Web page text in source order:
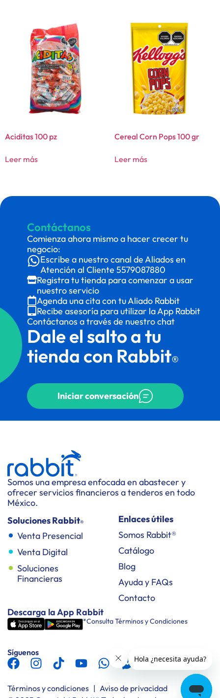
Aciditas 100 pz
Leer más
Cereal Corn Pops 100 gr
Leer más
Contáctanos
Comienza ahora mismo a hacer crecer tu
negocio:
Escribe a nuestro canal de Aliados en
Atención al Cliente 5579087880
Registra tu tienda para comenzar a usar
nuestro servicio
Agenda una cita con tu Aliado Rabbit
Recibe asesoría para utilizar la App Rabbit
Contáctanos a través de nuestro chat
Dale el salto a tu
tienda con Rabbit®
Iniciar conversación
Somos una empresa enfocada en abastecer y
ofrecer servicios financieros a tenderos en todo
México.
Soluciones Rabbit®
Venta Presencial
Venta Digital
Soluciones
Financieras
Enlaces útiles
Somos Rabbit®
Catálogo
Blog
Ayuda y FAQs
Contacto
Descarga la App Rabbit
*Consulta Términos y Condiciones
Síguenos
Términos y condiciones | Aviso de privacidad